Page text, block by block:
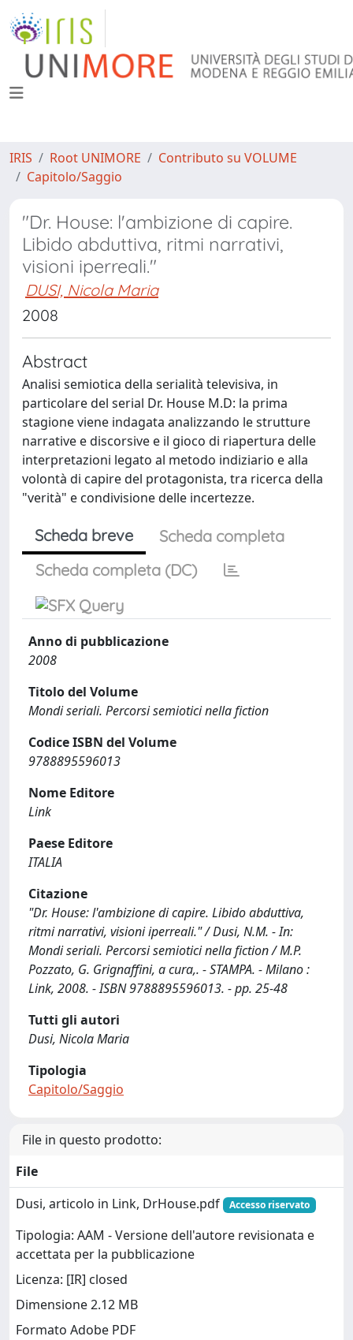
IRIS Root UNIMORE
Contributo su VOLUME
Capitolo/Saggio
"Dr. House: l'ambizione di capire.
Libido abduttiva, ritmi narrativi,
visioni iperreali."
DUSI, Nicola Maria
2008
Abstract
Analisi semiotica della serialità televisiva, in
particolare del serial Dr. House M.D: la prima
stagione viene indagata analizzando le strutture
narrative e discorsive e il gioco di riapertura delle
interpretazioni legato al metodo indiziario e alla
volontà di capire del protagonista, tra ricerca della
"verità" e condivisione delle incertezze.
Scheda breve
Scheda completa
Scheda completa (DC)
Anno di pubblicazione
2008
Titolo del Volume
Mondi seriali. Percorsi semiotici nella fiction
Codice ISBN del Volume
9788895596013
Nome Editore
Link
Paese Editore
ITALIA
Citazione
"Dr. House: l'ambizione di capire. Libido abduttiva,
ritmi narrativi, visioni iperreali." / Dusi, N.M. - In:
Mondi seriali. Percorsi semiotici nella fiction / M.P.
Pozzato, G. Grignaffini, a cura,. - STAMPA. - Milano :
Link, 2008. - ISBN 9788895596013. - pp. 25-48
Tutti gli autori
Dusi, Nicola Maria
Tipologia
Capitolo/Saggio
File in questo prodotto:
File
Dusi, articolo in Link, DrHouse.pdf
Accesso riservato
Tipologia: AAM - Versione dell'autore revisionata e
accettata per la pubblicazione
Licenza: [IR] closed
Dimensione 2.12 MB
Formato Adobe PDF